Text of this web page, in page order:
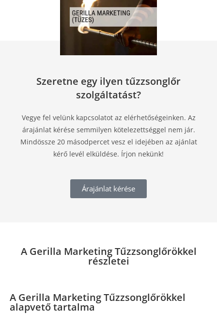
Szeretne egy ilyen tűzzsonglőr
szolgáltatást?
Vegye fel velünk kapcsolatot az elérhetőségeinken. Az
árajánlat kérése semmilyen kötelezettséggel nem jár.
Mindössze 20 másodpercet vesz el idejében az ajánlat
kérő levél elküldése. Írjon nekünk!
Árajánlat kérése
A Gerilla Marketing Tűzzsonglőrökkel
részletei​
A Gerilla Marketing Tűzzsonglőrökkel
alapvető tartalma​